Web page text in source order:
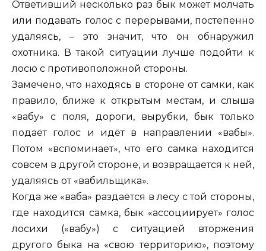
Ответивший несколько раз бык может молчать
или подавать голос с перерывами, постепенно
удаляясь, – это значит, что он обнаружил
охотника. В такой ситуации лучше подойти к
лосю с противоположной стороны.
Замечено, что находясь в стороне от самки, как
правило, ближе к открытым местам, и слыша
«вабу» с поля, дороги, вырубки, бык только
подаёт голос и идёт в направлении «вабы».
Потом «вспоминает», что его самка находится
совсем в другой стороне, и возвращается к ней,
удаляясь от «вабильщика».
Когда же «ваба» раздаётся в лесу с той стороны,
где находится самка, бык «ассоциирует» голос
лосихи («вабу») с ситуацией вторжения
другого быка на «свою территорию», поэтому